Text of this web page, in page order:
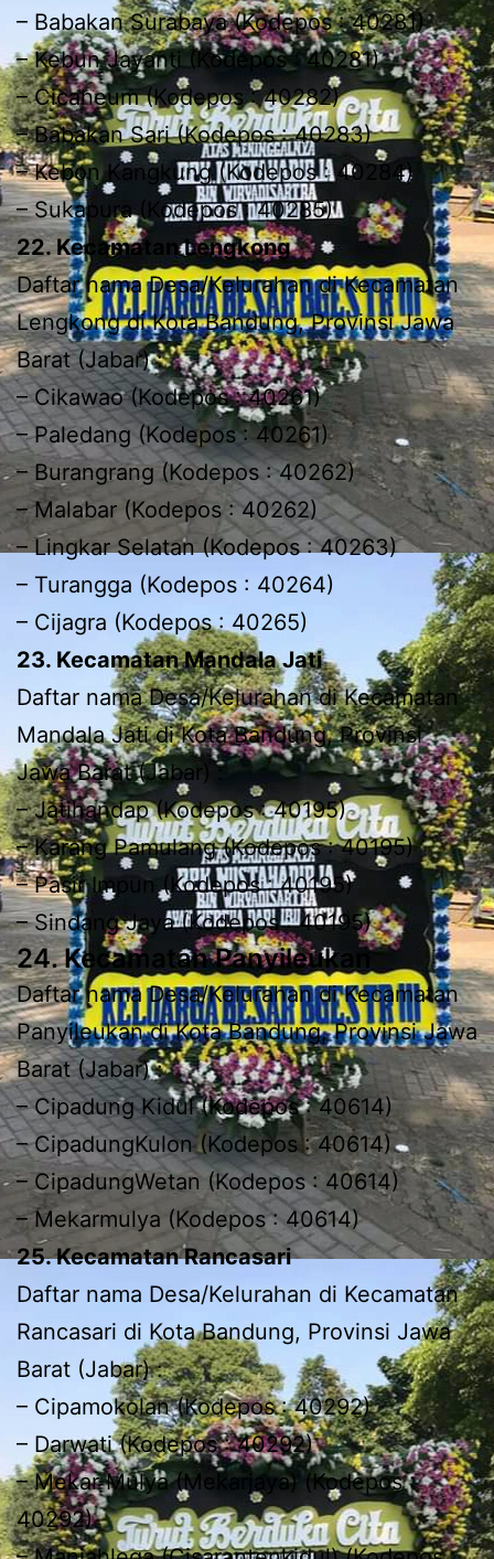
– Babakan Surabaya (Kodepos : 40281)
– Kebun Jayanti (Kodepos : 40281)
– Cicaheum (Kodepos : 40282)
– Babakan Sari (Kodepos : 40283)
– Kebon Kangkung (Kodepos : 40284)
– Sukapura (Kodepos : 40285)
22. Kecamatan Lengkong
Daftar nama Desa/Kelurahan di Kecamatan
Lengkong di Kota Bandung, Provinsi Jawa
Barat (Jabar) :
– Cikawao (Kodepos : 40261)
– Paledang (Kodepos : 40261)
– Burangrang (Kodepos : 40262)
– Malabar (Kodepos : 40262)
– Lingkar Selatan (Kodepos : 40263)
– Turangga (Kodepos : 40264)
– Cijagra (Kodepos : 40265)
23. Kecamatan Mandala Jati
Daftar nama Desa/Kelurahan di Kecamatan
Mandala Jati di Kota Bandung, Provinsi
Jawa Barat (Jabar) :
– Jatihandap (Kodepos : 40195)
– Karang Pamulang (Kodepos : 40195)
– Pasir Impun (Kodepos : 40195)
– Sindang Jaya (Kodepos : 40195)
24. Kecamatan Panyileukan
Daftar nama Desa/Kelurahan di Kecamatan
Panyileukan di Kota Bandung, Provinsi Jawa
Barat (Jabar) :
– Cipadung Kidul (Kodepos : 40614)
– CipadungKulon (Kodepos : 40614)
– CipadungWetan (Kodepos : 40614)
– Mekarmulya (Kodepos : 40614)
25. Kecamatan Rancasari
Daftar nama Desa/Kelurahan di Kecamatan
Rancasari di Kota Bandung, Provinsi Jawa
Barat (Jabar) :
– Cipamokolan (Kodepos : 40292)
– Darwati (Kodepos : 40292)
– Mekar Mulya (Mekarjaya) (Kodepos :
40292)